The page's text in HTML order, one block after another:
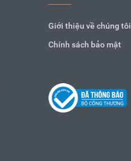
Giới thiệu về chúng tôi
Chính sách bảo mật